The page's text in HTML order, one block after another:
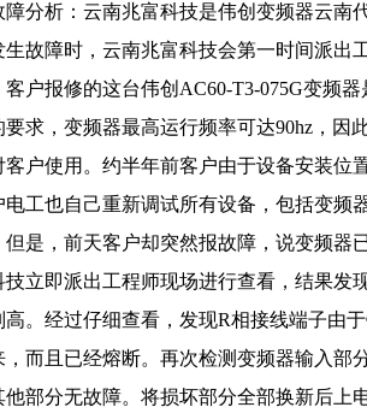
障分析：云南兆富科技是伟创变频器云南
生故障时，云南兆富科技会第一时间派出
户报修的这台伟创AC60-T3-075G变频
要求，变频器最高运行频率可达90hz，因
客户使用。约半年前客户由于设备安装位
电工也自己重新调试所有设备，包括变频
是，前天客户却突然报故障，说变频器
技立即派出工程师现场进行查看，结果发
高。经过仔细查看，发现R相接线端子由
，而且已经熔断。再次检测变频器输入部
他部分无故障。将损坏部分全部换新后上